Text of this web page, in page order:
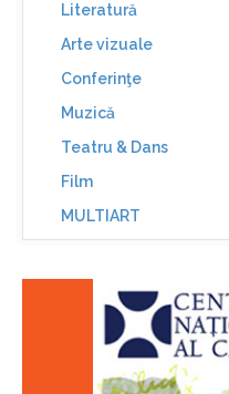
Literatură
Arte vizuale
Conferinţe
Muzică
Teatru & Dans
Film
MULTIART